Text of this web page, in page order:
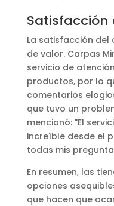
Satisfacción
La satisfacción del
de valor. Carpas
servicio de
productos, por lo
comentarios
que tuvo un
mencionó: "El
increíble desde el
todas mis
En resumen, las
opciones
que hacen que